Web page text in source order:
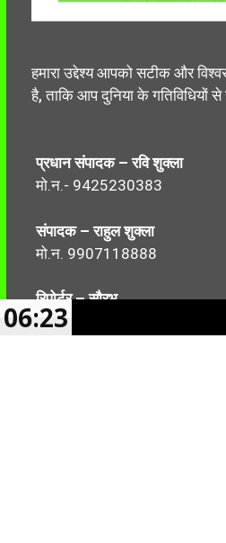
हमारा उद्देश्य आपको सटीक और
है, ताकि आप दुनिया के गतिविधियों
प्रधान संपादक – रवि शुक्ला
मो.न.- 9425230383
संपादक – राहुल शुक्ला
मो.न. 9907118888
रिपोर्टर – सौरभ
मो.न.-7499999906
06:23